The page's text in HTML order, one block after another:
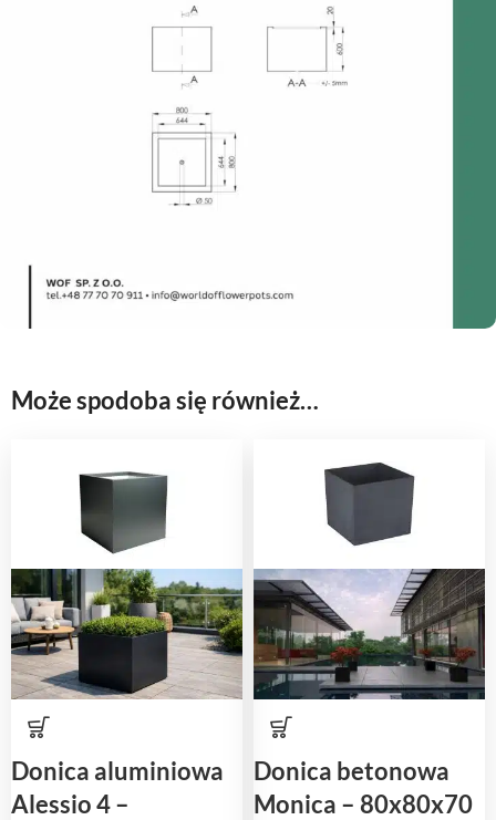
Może spodoba się również…
Donica aluminiowa
Alessio 4 –
Donica betonowa
Monica – 80x80x70